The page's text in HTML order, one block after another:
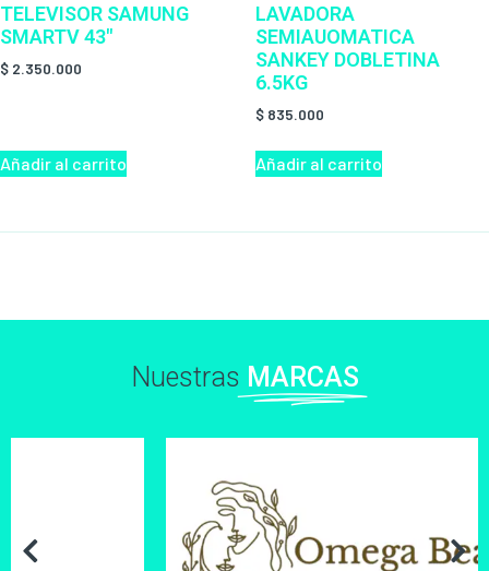
TELEVISOR SAMUNG
SMARTV 43″
$ 2.350.000
Añadir al carrito
LAVADORA
SEMIAUOMATICA
SANKEY DOBLETINA
6.5KG
$ 835.000
Añadir al carrito
Nuestras MARCAS